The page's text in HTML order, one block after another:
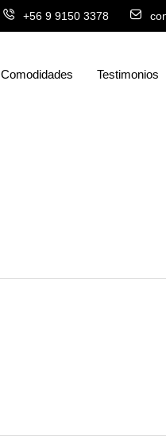
+56 9 9150 3378
Comodidades Testimonios